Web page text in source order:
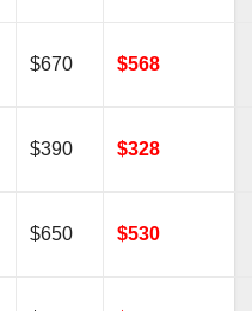
$670 $568
$390 $328
$650 $530